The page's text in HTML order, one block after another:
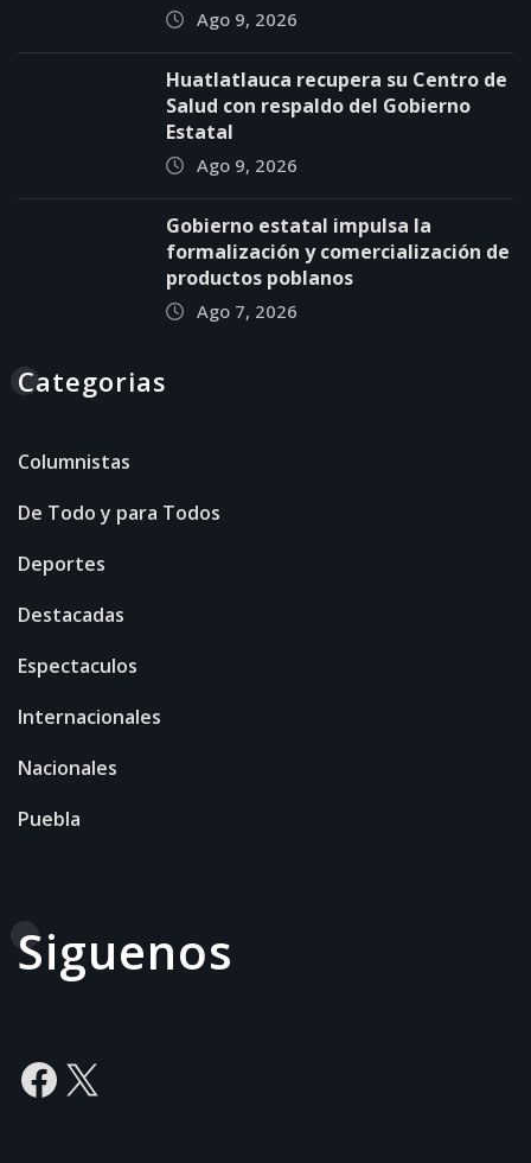
Ago 9, 2026
Huatlatlauca recupera su Centro de
Salud con respaldo del Gobierno
Estatal
Ago 9, 2026
Gobierno estatal impulsa la
formalización y comercialización de
productos poblanos
Ago 7, 2026
Categorias
Columnistas
De Todo y para Todos
Deportes
Destacadas
Espectaculos
Internacionales
Nacionales
Puebla
Siguenos
Facebook
X